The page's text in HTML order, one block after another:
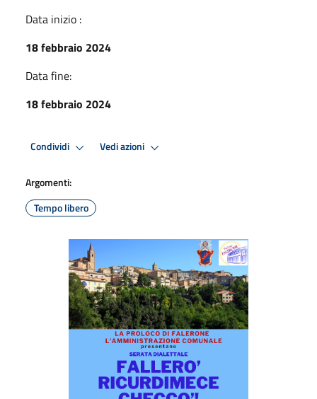
Data inizio :
18 febbraio 2024
Data fine:
18 febbraio 2024
Condividi Vedi azioni
Argomenti:
Tempo libero